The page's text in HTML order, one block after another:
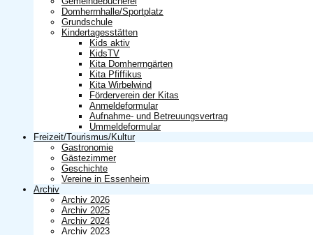
Domherrnhalle/Sportplatz
Grundschule
Kindertagesstätten
Kids aktiv
KidsTV
Kita Domherrngärten
Kita Pfiffikus
Kita Wirbelwind
Förderverein der Kitas
Anmeldeformular
Aufnahme- und Betreuungsvertrag
Ummeldeformular
Freizeit/Tourismus/Kultur
Gastronomie
Gästezimmer
Geschichte
Vereine in Essenheim
Archiv
Archiv 2026
Archiv 2025
Archiv 2024
Archiv 2023